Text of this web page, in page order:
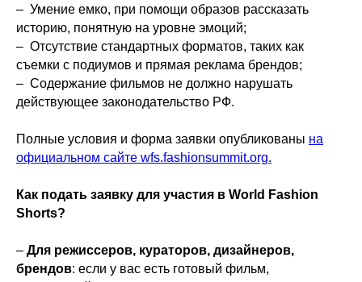
– Умение емко, при помощи образов рассказать
историю, понятную на уровне эмоций;
– Отсутствие стандартных форматов, таких как
съемки с подиумов и прямая реклама брендов;
– Содержание фильмов не должно нарушать
действующее законодательство РФ.
Полные условия и форма заявки опубликованы на
официальном сайте wfs.fashionsummit.org.
Как подать заявку для участия в World Fashion
Shorts?
– Для режиссеров, кураторов, дизайнеров,
брендов: если у вас есть готовый фильм,